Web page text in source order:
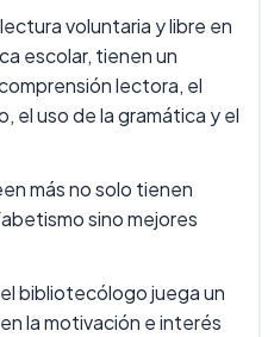
voluntaria y libre en
escolar, tienen un
lectora, el
el uso de la gramática y el
más no solo tienen
sino mejores
bibliotecólogo juega un
la motivación e interés